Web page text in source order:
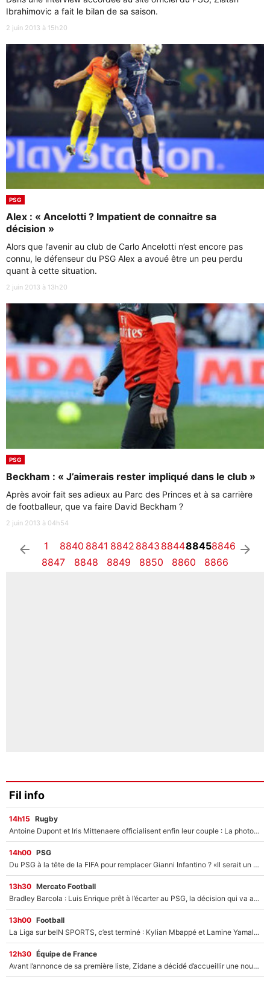
Ibrahimovic a fait le bilan de sa saison.
2 juin 2013 à 15h20
PSG
Alex : « Ancelotti ? Impatient de connaitre sa
décision »
Alors que l’avenir au club de Carlo Ancelotti n’est encore pas
connu, le défenseur du PSG Alex a avoué être un peu perdu
quant à cette situation.
2 juin 2013 à 13h20
PSG
Beckham : « J’aimerais rester impliqué dans le club »
Après avoir fait ses adieux au Parc des Princes et à sa carrière
de footballeur, que va faire David Beckham ?
2 juin 2013 à 04h54
arrow_left 1 8840 8841 8842 8843 884488458846
8847
8848 8849 8850 8860 8866
arrow_right
Fil info
14h15 Rugby
Antoine Dupont et Iris Mittenaere officialisent enfin leur couple : La photo qui enflamme les réseaux sociaux
14h00 PSG
Du PSG à la tête de la FIFA pour remplacer Gianni Infantino ? «Il serait un mauvais président», le patron de la Liga s'attaque à Nasser Al-Khelaïfi !
13h30 Mercato Football
Bradley Barcola : Luis Enrique prêt à l’écarter au PSG, la décision qui va accélérer son transfert à Liverpool ?
13h00 Football
La Liga sur beIN SPORTS, c’est terminé : Kylian Mbappé et Lamine Yamal changent de chaîne, «le moment était venu d'ouvrir un nouveau chapitre»
12h30 Équipe de France
Avant l’annonce de sa première liste, Zidane a décidé d’accueillir une nouvelle tête en équipe de France